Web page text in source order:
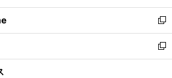
開
く
ウ
で
開
く
ン
ド
ウ
で
開
ウ
ィ
ン
ド
ウ
し
い
ウ
ィ
ン
新
し
い
ウ
新
し